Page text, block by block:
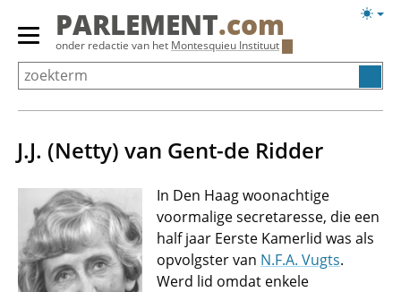
Overslaan
Primair
menu
tonen/verbergen
PARLEMENT.com
onder redactie van het Montesquieu Instituut
J.J. (Netty) van Gent-de Ridder
In Den Haag woonachtige
voormalige secretaresse, die een
half jaar Eerste Kamerlid was als
opvolgster van N.F.A. Vugts.
Werd lid omdat enkele